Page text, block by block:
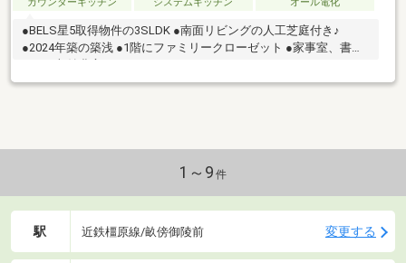
●BELS星5取得物件の3SLDK ●南面リビングの人工芝庭付き♪
●2024年築の築浅 ●1階にファミリークローゼット ●家事室、書斎
1～9 件
駅 近鉄橿原線/畝傍御陵前 変更する